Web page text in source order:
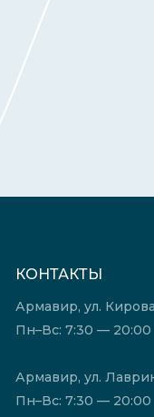
КОНТАКТЫ
Армавир, ул.
Пн–Вс: 7:30 — 20:00
Армавир, ул.
Пн–Вс: 7:30 — 20:00